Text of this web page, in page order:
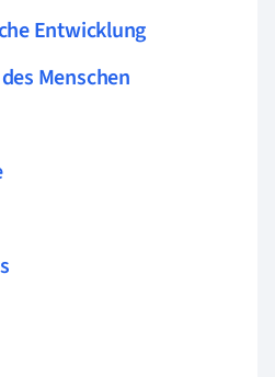
Entwicklung
Menschen